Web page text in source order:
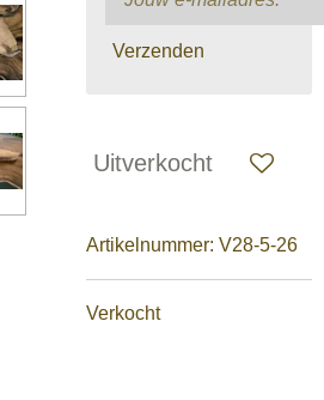
Verzenden
Uitverkocht
Artikelnummer: V28-5-26
Verkocht